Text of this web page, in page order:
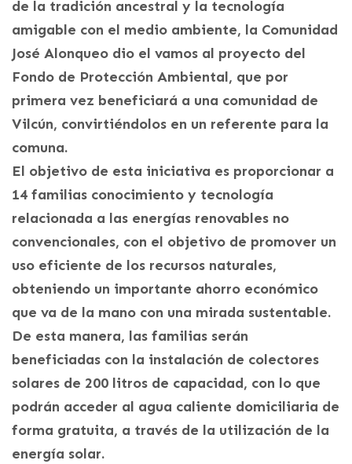
de la tradición ancestral y la tecnología
amigable con el medio ambiente, la Comunidad
José Alonqueo dio el vamos al proyecto del
Fondo de Protección Ambiental, que por
primera vez beneficiará a una comunidad de
Vilcún, convirtiéndolos en un referente para la
comuna.
El objetivo de esta iniciativa es proporcionar a
14 familias conocimiento y tecnología
relacionada a las energías renovables no
convencionales, con el objetivo de promover un
uso eficiente de los recursos naturales,
obteniendo un importante ahorro económico
que va de la mano con una mirada sustentable.
De esta manera, las familias serán
beneficiadas con la instalación de colectores
solares de 200 litros de capacidad, con lo que
podrán acceder al agua caliente domiciliaria de
forma gratuita, a través de la utilización de la
energía solar.